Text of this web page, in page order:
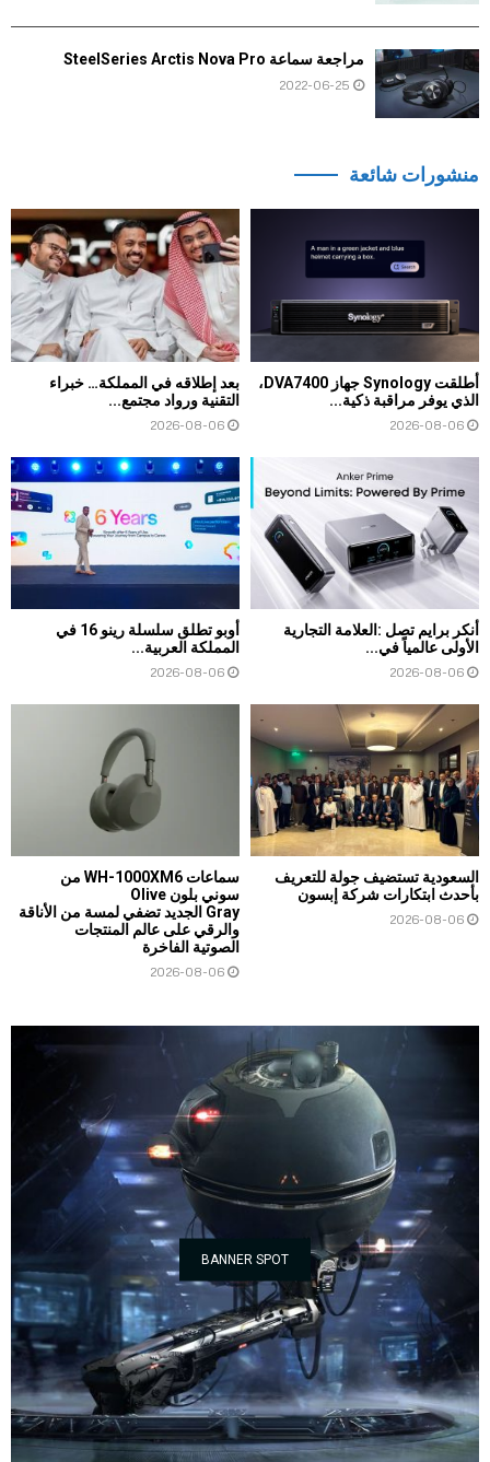
مراجعة سماعة SteelSeries Arctis Nova Pro
2022-06-25
منشورات شائعة
أطلقت Synology جهاز DVA7400،
الذي يوفر مراقبة ذكية...
2026-08-06
بعد إطلاقه في المملكة… خبراء
التقنية ورواد مجتمع...
2026-08-06
أنكر برايم تصل :العلامة التجارية
الأولى عالمياً في...
2026-08-06
أوبو تطلق سلسلة رينو 16 في
المملكة العربية...
2026-08-06
السعودية تستضيف جولة للتعريف
بأحدث ابتكارات شركة إبسون
2026-08-06
سماعات WH-1000XM6 من
سوني بلون Olive
Gray الجديد تضفي لمسة من الأناقة
والرقي على عالم المنتجات
الصوتية الفاخرة
2026-08-06
BANNER SPOT